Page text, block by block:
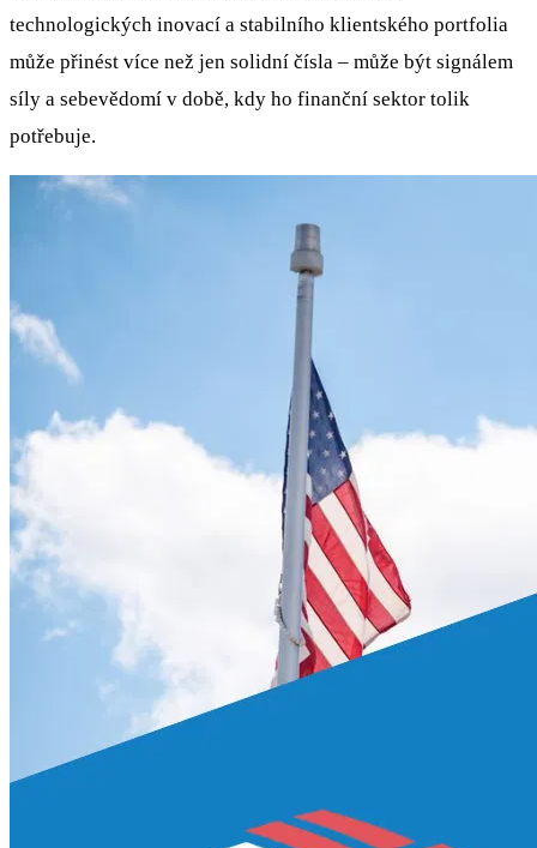
technologických inovací a stabilního klientského portfolia
může přinést více než jen solidní čísla – může být signálem
síly a sebevědomí v době, kdy ho finanční sektor tolik
potřebuje.